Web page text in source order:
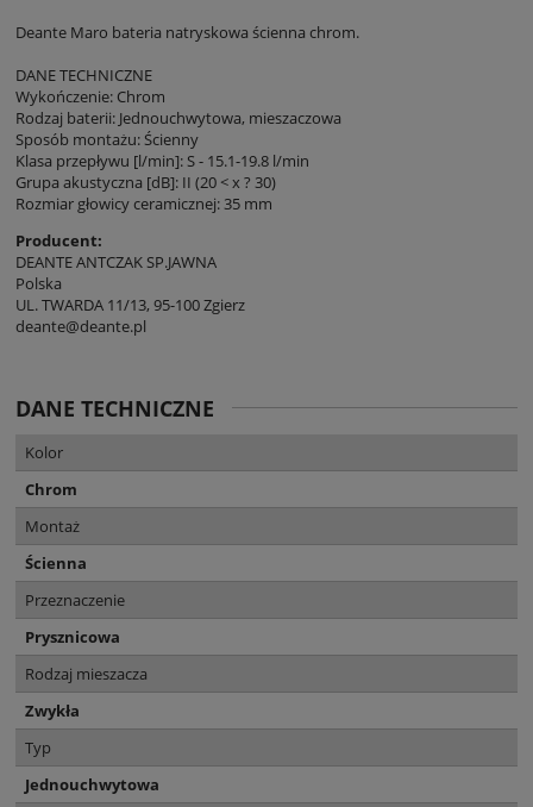
Deante Maro bateria natryskowa ścienna chrom.
DANE TECHNICZNE
Wykończenie: Chrom
Rodzaj baterii: Jednouchwytowa, mieszaczowa
Sposób montażu: Ścienny
Klasa przepływu [l/min]: S - 15.1-19.8 l/min
Grupa akustyczna [dB]: II (20 < x ? 30)
Rozmiar głowicy ceramicznej: 35 mm
Producent:
DEANTE ANTCZAK SP.JAWNA
Polska
UL. TWARDA 11/13, 95-100 Zgierz
deante@deante.pl
DANE TECHNICZNE
Kolor
Chrom
Montaż
Ścienna
Przeznaczenie
Prysznicowa
Rodzaj mieszacza
Zwykła
Typ
Jednouchwytowa